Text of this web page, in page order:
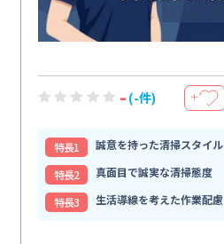
- (-件) ＋
特⻑1
誠意を持った清掃スタイル
特⻑2
真面目で誠実な清掃態度
特⻑3
生活導線を考えた作業配慮